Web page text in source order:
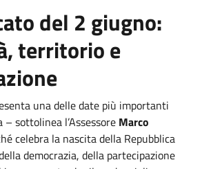
del 2 giugno:
territorio e
una delle date più importanti
sottolinea l’Assessore Marco
celebra la nascita della Repubblica
democrazia, della partecipazione